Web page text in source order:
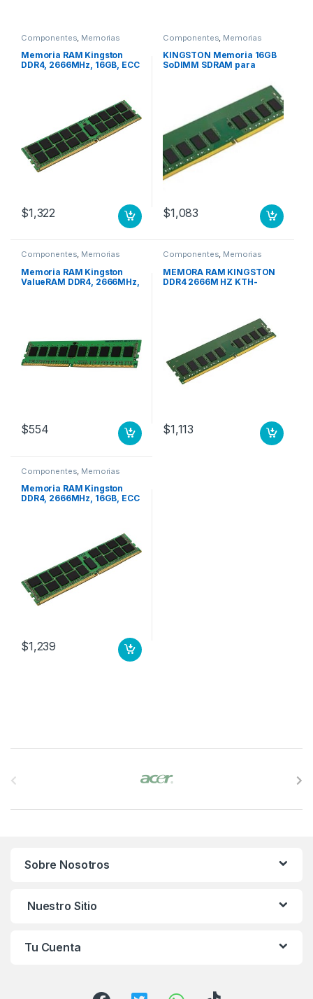
Componentes, Memorias
Memoria RAM Kingston
DDR4, 2666MHz, 16GB, ECC
$1,322
Componentes, Memorias
KINGSTON Memoria 16GB
SoDIMM SDRAM para
$1,083
Componentes, Memorias
Memoria RAM Kingston
ValueRAM DDR4, 2666MHz,
$554
Componentes, Memorias
MEMORA RAM KINGSTON
DDR4 2666M HZ KTH-
$1,113
Componentes Memorias
Memoria RAM Kingston
DDR4, 2666MHz, 16GB, ECC
$1,239
Sobre Nosotros
Nuestro Sitio
Tu Cuenta